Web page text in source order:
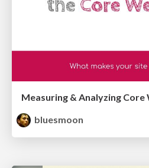
Measuring & Analyzing Core
bluesmoon